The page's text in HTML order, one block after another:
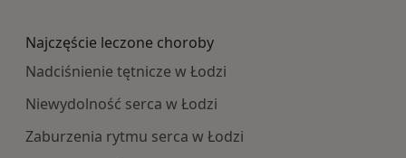
Najczęście leczone choroby
Nadciśnienie tętnicze w Łodzi
Niewydolność serca w Łodzi
Zaburzenia rytmu serca w Łodzi